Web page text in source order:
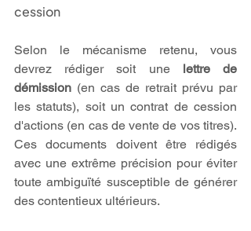
cession
Selon le mécanisme retenu, vous
devrez rédiger soit une lettre de
démission (en cas de retrait prévu par
les statuts), soit un contrat de cession
d'actions (en cas de vente de vos titres).
Ces documents doivent être rédigés
avec une extrême précision pour éviter
toute ambiguïté susceptible de générer
des contentieux ultérieurs.